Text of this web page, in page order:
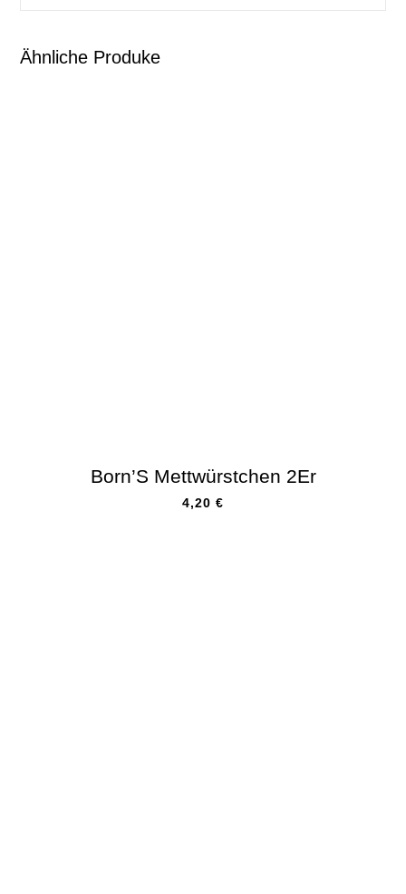
Ähnliche Produke
Born’S Mettwürstchen 2Er
4,20 €